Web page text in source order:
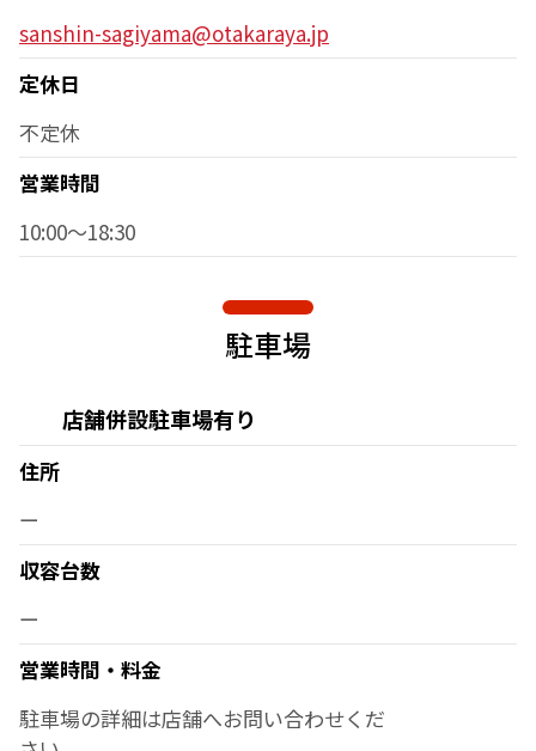
sanshin-sagiyama@otakaraya.jp
定休日
不定休
営業時間
10:00～18:30
駐車場
店舗併設駐車場有り
住所
ー
収容台数
ー
営業時間・料金
駐車場の詳細は店舗へお問い合わせくだ